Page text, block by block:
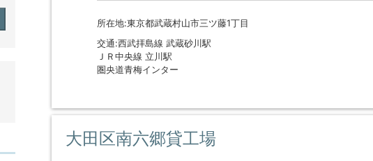
所在地:東京都武蔵村山市三ツ藤1丁目
交通:西武拝島線 武蔵砂川駅
ＪＲ中央線 立川駅
圏央道青梅インター
大田区南六郷貸工場